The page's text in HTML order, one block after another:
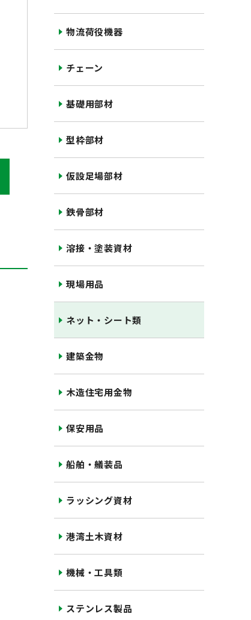
物流荷役機器
チェーン
基礎用部材
型枠部材
仮設足場部材
鉄骨部材
溶接・塗装資材
現場用品
ネット・シート類
建築金物
木造住宅用金物
保安用品
船舶・艤装品
ラッシング資材
港湾土木資材
機械・工具類
ステンレス製品